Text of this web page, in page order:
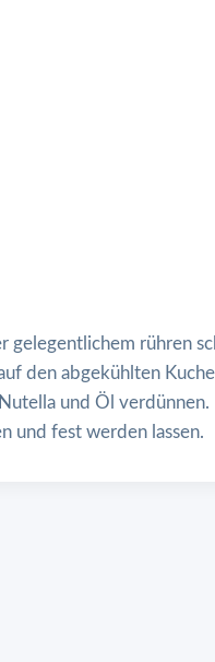
gelegentlichem rühren
den abgekühlten
und Öl verdünnen.
und fest werden lassen.